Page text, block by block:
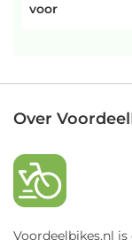
voor
Over
Voordeelbikes.nl